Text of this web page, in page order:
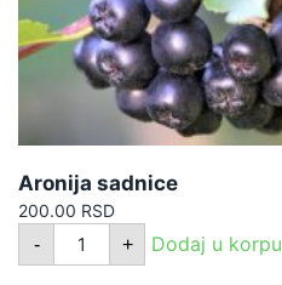
Aronija sadnice
200.00 RSD
-
Aronija
sadnice
količina
+ Dodaj u korpu